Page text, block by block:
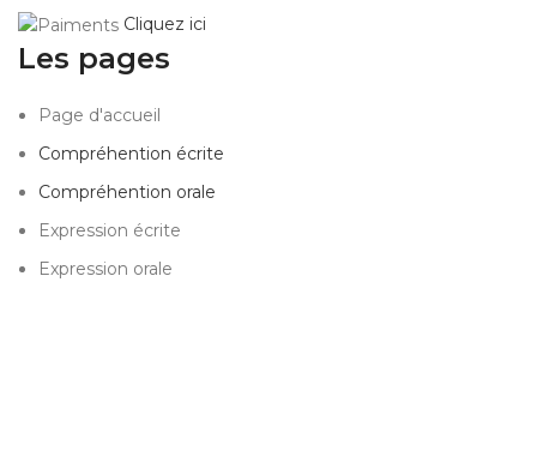
Cliquez ici
Les pages
Page d'accueil
Compréhention écrite
Compréhention orale
Expression écrite
Expression orale